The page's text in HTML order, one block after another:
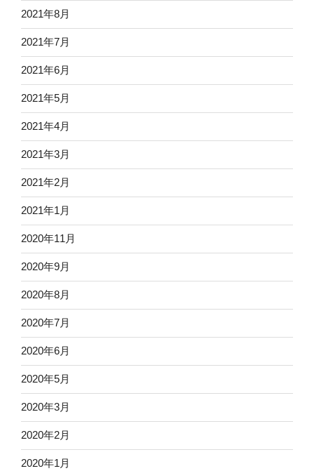
2021年8月
2021年7月
2021年6月
2021年5月
2021年4月
2021年3月
2021年2月
2021年1月
2020年11月
2020年9月
2020年8月
2020年7月
2020年6月
2020年5月
2020年3月
2020年2月
2020年1月